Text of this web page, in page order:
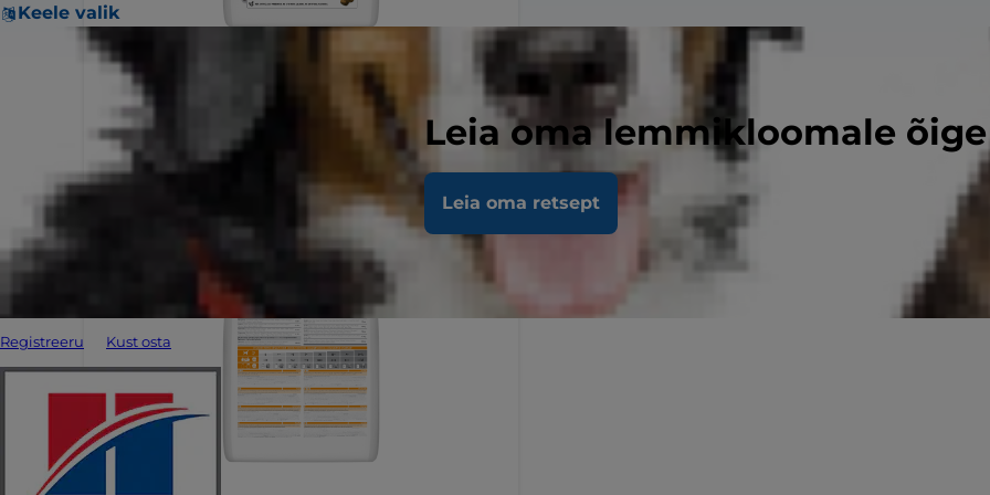
Keele valik
Leia oma lemmikloomale
Leia oma retsept
Registreeru Kust osta